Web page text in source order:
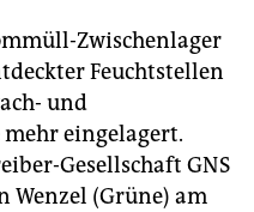
Zwischenlager
Feuchtstellen
und
eingelagert.
Gesellschaft GNS
Wenzel (Grüne) am